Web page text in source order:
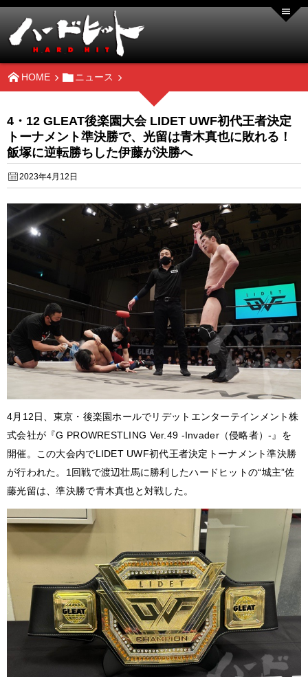
HOME ニュース
4・12 GLEAT後楽園大会 LIDET UWF初代王者決定
トーナメント準決勝で、光留は青木真也に敗れる！
飯塚に逆転勝ちした伊藤が決勝へ
2023年4月12日
4月12日、東京・後楽園ホールでリデットエンターテインメント株
式会社が『G PROWRESTLING Ver.49 -Invader（侵略者）-』を
開催。この大会内でLIDET UWF初代王者決定トーナメント準決勝
が行われた。1回戦で渡辺壮馬に勝利したハードヒットの“城主”佐
藤光留は、準決勝で青木真也と対戦した。